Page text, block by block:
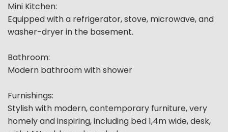
Mini Kitchen:
Equipped with a refrigerator, stove, microwave, and
washer-dryer in the basement.
Bathroom:
Modern bathroom with shower
Furnishings:
Stylish with modern, contemporary furniture, very
homely and inspiring, including bed 1,4m wide, desk,